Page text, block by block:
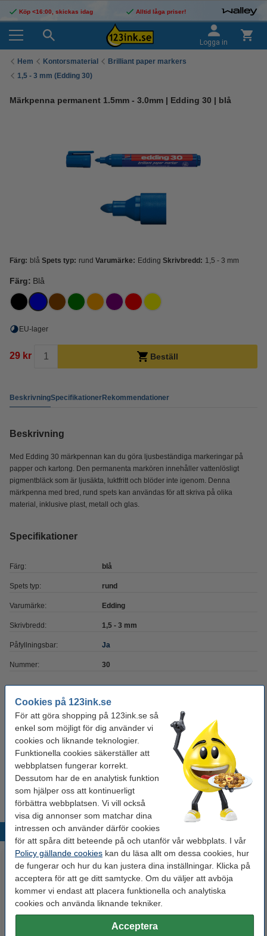
Cookies på 123ink.se
För att göra shopping på 123ink.se så
enkel som möjligt för dig använder vi
cookies och liknande teknologier.
Funktionella cookies säkerställer att
webbplatsen fungerar korrekt.
Dessutom har de en analytisk funktion
som hjälper oss att kontinuerligt
förbättra webbplatsen. Vi vill också
visa dig annonser som matchar dina
intressen och använder därför cookies
för att spåra ditt beteende på och utanför vår webbplats. I vår
Policy gällande cookies kan du läsa allt om dessa cookies, hur
de fungerar och hur du kan justera dina inställningar. Klicka på
acceptera för att ge ditt samtycke. Om du väljer att avböja
kommer vi endast att placera funktionella och analytiska
cookies och använda liknande tekniker.
Acceptera
Köp <16:00, skickas idag Alltid låga priser!
Logga in
Hem Kontorsmaterial
Brilliant paper markers
1,5 - 3 mm (Edding 30)
Märkpenna permanent 1.5mm - 3.0mm | Edding 30 | blå
Färg: blå Spets typ: rund Varumärke: Edding Skrivbredd: 1,5 - 3 mm
Färg: Blå
EU-lager
29 kr Beställ
BeskrivningSpecifikationerRekommendationer
Beskrivning
Med Edding 30 märkpennan kan du göra ljusbeständiga markeringar på
papper och kartong. Den permanenta markören innehåller vattenlösligt
pigmentbläck som är ljusäkta, luktfritt och blöder inte igenom. Denna
märkpenna med bred, rund spets kan användas för att skriva på olika
material, inklusive plast, metall och glas.
Specifikationer
Färg: blå
Spets typ: rund
Varumärke: Edding
Skrivbredd: 1,5 - 3 mm
Påfyllningsbar: Ja
Nummer: 30
Glöm inte att beställa!
Bläckrefill märkpennor | Edding PTK 25 | 25ml |
blå
59 kr
Reservspets | Edding 30/31/380 | 10st
74 kr
Populära produkter